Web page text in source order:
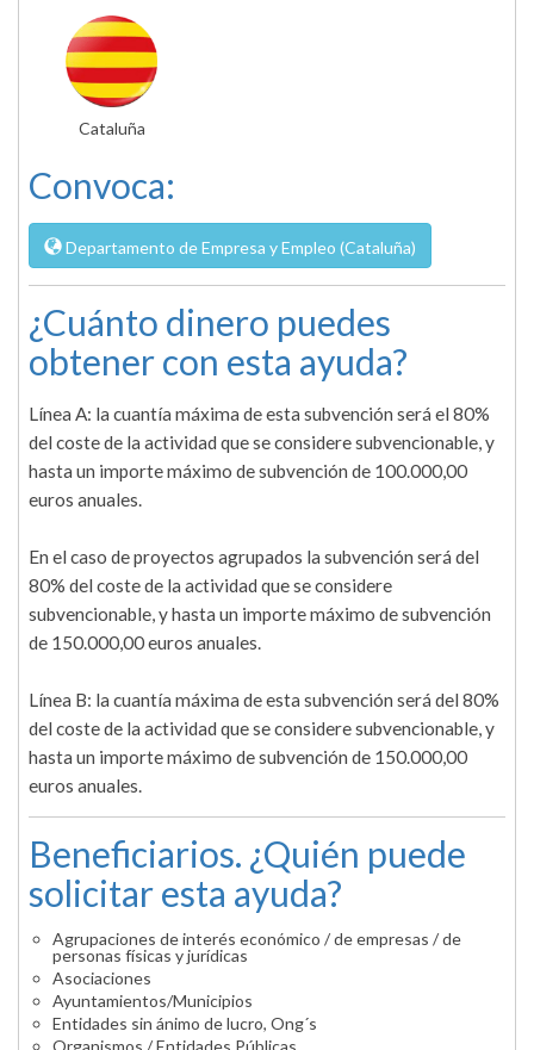
Cataluña
Convoca:
Departamento de Empresa y Empleo (Cataluña)
¿Cuánto dinero puedes
obtener con esta ayuda?
Línea A: la cuantía máxima de esta subvención será el 80%
del coste de la actividad que se considere subvencionable, y
hasta un importe máximo de subvención de 100.000,00
euros anuales.
En el caso de proyectos agrupados la subvención será del
80% del coste de la actividad que se considere
subvencionable, y hasta un importe máximo de subvención
de 150.000,00 euros anuales.
Línea B: la cuantía máxima de esta subvención será del 80%
del coste de la actividad que se considere subvencionable, y
hasta un importe máximo de subvención de 150.000,00
euros anuales.
Beneficiarios. ¿Quién puede
solicitar esta ayuda?
Agrupaciones de interés económico / de empresas / de
personas físicas y jurídicas
Asociaciones
Ayuntamientos/Municipios
Entidades sin ánimo de lucro, Ong´s